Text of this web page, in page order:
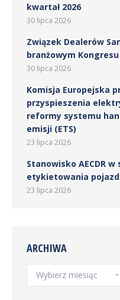
kwartał 2026
30 lipca 2026
Związek Dealerów
branżowym
30 lipca 2026
Komisja Europejska
przyspieszenia
reformy systemu
emisji (ETS)
23 lipca 2026
Stanowisko AECDR
etykietowania
23 lipca 2026
ARCHIWA
Archiwa